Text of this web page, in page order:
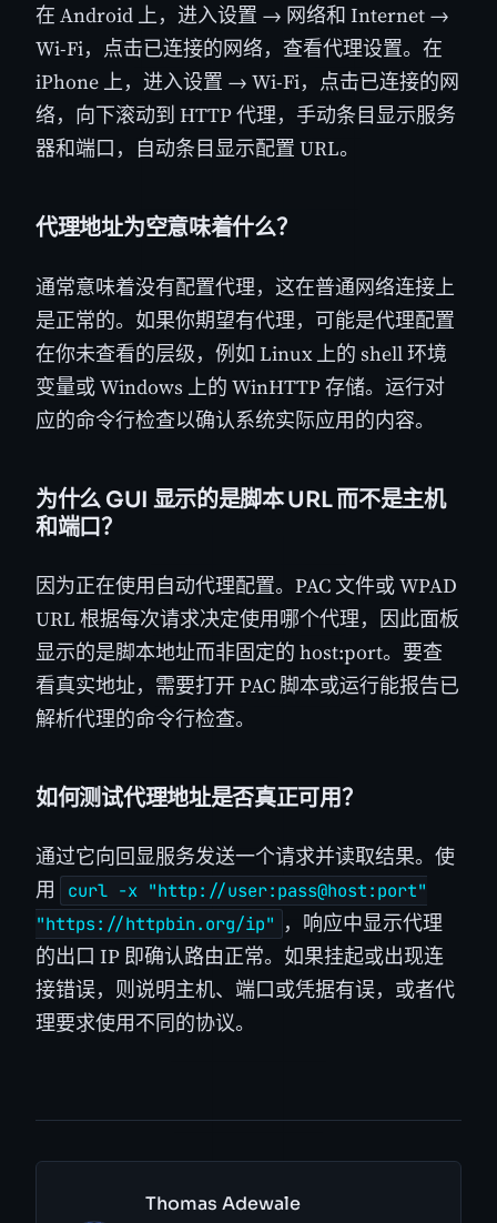
在 Android 上，进入设置 → 网络和 Internet →
Wi-Fi，点击已连接的网络，查看代理设置。在
iPhone 上，进入设置 → Wi-Fi，点击已连接的网
络，向下滚动到 HTTP 代理，手动条目显示服务
器和端口，自动条目显示配置 URL。
代理地址为空意味着什么？
通常意味着没有配置代理，这在普通网络连接上
是正常的。如果你期望有代理，可能是代理配置
在你未查看的层级，例如 Linux 上的 shell 环境
变量或 Windows 上的 WinHTTP 存储。运行对
应的命令行检查以确认系统实际应用的内容。
为什么 GUI 显示的是脚本 URL 而不是主机
和端口？
因为正在使用自动代理配置。PAC 文件或 WPAD
URL 根据每次请求决定使用哪个代理，因此面板
显示的是脚本地址而非固定的 host:port。要查
看真实地址，需要打开 PAC 脚本或运行能报告已
解析代理的命令行检查。
如何测试代理地址是否真正可用？
通过它向回显服务发送一个请求并读取结果。使
用
curl -x "http://user:pass@host:port"
"https://httpbin.org/ip" ，响应中显示代理
的出口 IP 即确认路由正常。如果挂起或出现连
接错误，则说明主机、端口或凭据有误，或者代
理要求使用不同的协议。
Thomas Adewale